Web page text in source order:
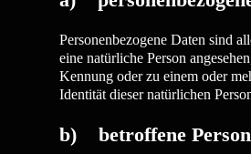
Personenbezogene Daten sind
eine natürliche Person
Kennung oder zu einem oder
Identität dieser natürlichen
b) betroffene Person